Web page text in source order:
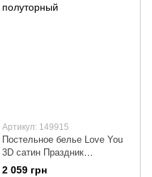
Артикул: 149915
Постельное белье Love You
3D сатин Праздник
полуторный
2 059 грн